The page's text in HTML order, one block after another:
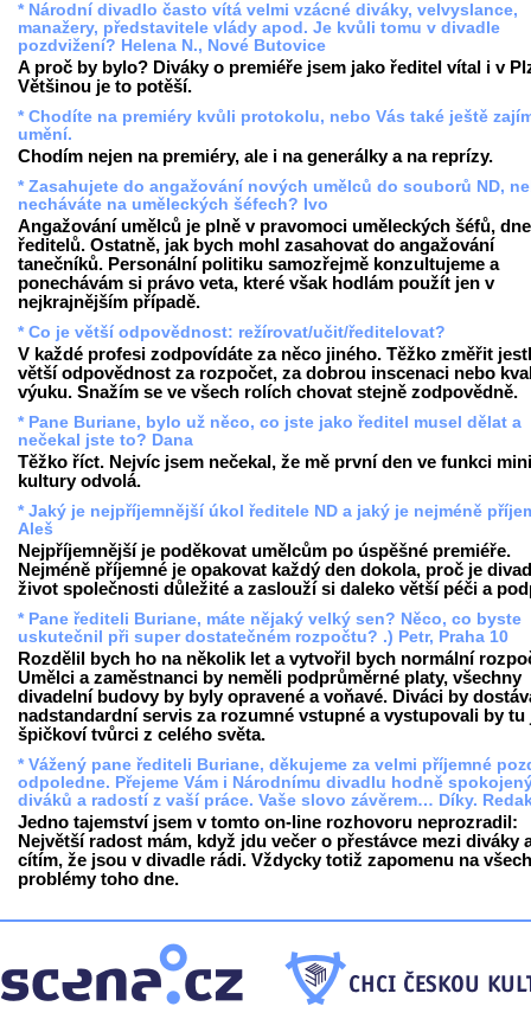
* Národní divadlo často vítá velmi vzácné diváky, velvyslance,
manažery, představitele vlády apod. Je kvůli tomu v divadle
pozdvižení? Helena N., Nové Butovice
A proč by bylo? Diváky o premiéře jsem jako ředitel vítal i v
Většinou je to potěší.
* Chodíte na premiéry kvůli protokolu, nebo Vás také ještě
umění.
Chodím nejen na premiéry, ale i na generálky a na reprízy.
* Zasahujete do angažování nových umělců do souborů ND,
necháváte na uměleckých šéfech? Ivo
Angažování umělců je plně v pravomoci uměleckých šéfů,
ředitelů. Ostatně, jak bych mohl zasahovat do angažování
tanečníků. Personální politiku samozřejmě konzultujeme a
ponechávám si právo veta, které však hodlám použít jen v
nejkrajnějším případě.
* Co je větší odpovědnost: režírovat/učit/ředitelovat?
V každé profesi zodpovídáte za něco jiného. Těžko změřit
větší odpovědnost za rozpočet, za dobrou inscenaci nebo
výuku. Snažím se ve všech rolích chovat stejně zodpovědně.
* Pane Buriane, bylo už něco, co jste jako ředitel musel dělat a
nečekal jste to? Dana
Těžko říct. Nejvíc jsem nečekal, že mě první den ve funkci
kultury odvolá.
* Jaký je nejpříjemnější úkol ředitele ND a jaký je nejméně
Aleš
Nejpříjemnější je poděkovat umělcům po úspěšné premiéře.
Nejméně příjemné je opakovat každý den dokola, proč je
život společnosti důležité a zaslouží si daleko větší péči a
* Pane řediteli Buriane, máte nějaký velký sen? Něco, co byste
uskutečnil při super dostatečném rozpočtu? .) Petr, Praha 10
Rozdělil bych ho na několik let a vytvořil bych normální
Umělci a zaměstnanci by neměli podprůměrné platy, všechny
divadelní budovy by byly opravené a voňavé. Diváci by
nadstandardní servis za rozumné vstupné a vystupovali by tu
špičkoví tvůrci z celého světa.
* Vážený pane řediteli Buriane, děkujeme za velmi příjemné
odpoledne. Přejeme Vám i Národnímu divadlu hodně
diváků a radostí z vaší práce. Vaše slovo závěrem… Díky.
Jedno tajemství jsem v tomto on-line rozhovoru neprozradil:
Největší radost mám, když jdu večer o přestávce mezi diváky
cítím, že jsou v divadle rádi. Vždycky totiž zapomenu na
problémy toho dne.